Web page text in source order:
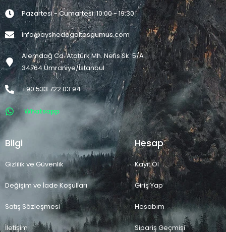
Pazartesi - Cumartesi: 10:00 - 19:30
info@ayshedogaltasgumus.com
Alemdağ Cd. Atatürk Mh. Nefis Sk. 5/A
34764 Ümraniye/İstanbul
+90 533 722 03 94
Whatsapp
Bilgi
Gizlilik ve Güvenlik
Değişim ve İade Koşulları
Satış Sözleşmesi
İletişim
Hesap
Kayıt Ol
Giriş Yap
Hesabım
Sipariş Geçmişi